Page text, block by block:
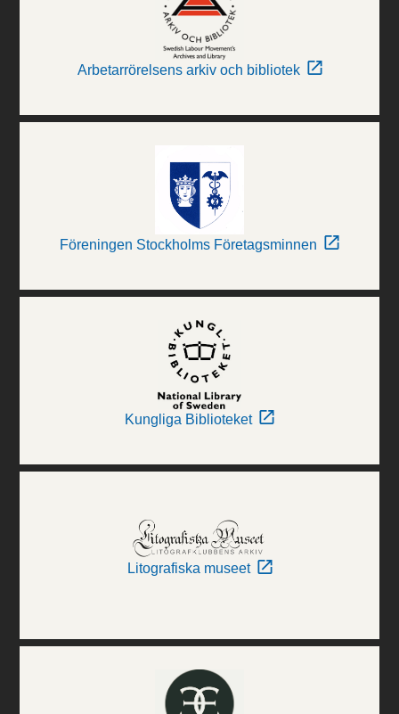
Arbetarrörelsens arkiv och bibliotek
Föreningen Stockholms Företagsminnen
Kungliga Biblioteket
Litografiska museet